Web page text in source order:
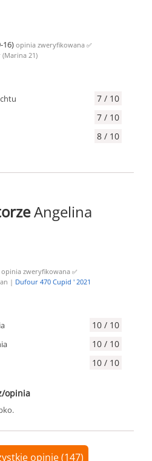
16) opinia zweryfikowana ✅
21)
7 / 10
7 / 10
8 / 10
Angelina
opinia zweryfikowana ✅
| Dufour 470 Cupid ' 2021
10 / 10
10 / 10
10 / 10
opinia
opinie (147)